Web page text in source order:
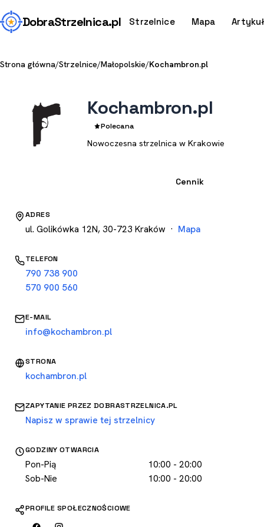
DobraStrzelnica.pl Strzelnice Mapa
Strona główna/Strzelnice/Małopolskie/Kochambron.pl
Kochambron.pl
Polecana
Nowoczesna strzelnica w Krakowie
Cennik
ADRES
ul. Golikówka 12N, 30-723 Kraków · Mapa
TELEFON
790 738 900
570 900 560
E-MAIL
info@kochambron.pl
STRONA
kochambron.pl
ZAPYTANIE PRZEZ DOBRASTRZELNICA.PL
Napisz w sprawie tej strzelnicy
GODZINY OTWARCIA
Pon-Pią
10:00 - 20:00
Sob-Nie
10:00 - 20:00
PROFILE SPOŁECZNOŚCIOWE